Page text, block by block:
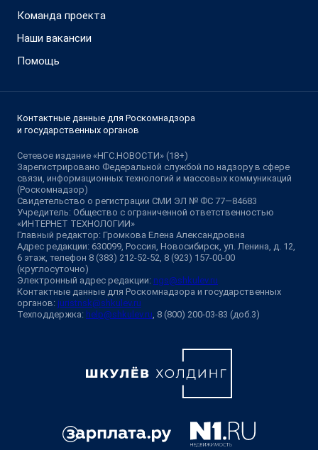
Команда проекта
Наши вакансии
Помощь
Контактные данные для Роскомнадзора
и государственных органов
Сетевое издание «НГС.НОВОСТИ» (18+)
Зарегистрировано Федеральной службой по надзору в сфере
связи, информационных технологий и массовых коммуникаций
(Роскомнадзор)
Свидетельство о регистрации СМИ ЭЛ № ФС 77—84683
Учредитель: Общество с ограниченной ответственностью
«ИНТЕРНЕТ ТЕХНОЛОГИИ»
Главный редактор: Громкова Елена Александровна
Адрес редакции: 630099, Россия, Новосибирск, ул. Ленина, д. 12,
6 этаж, телефон 8 (383) 212-52-52, 8 (923) 157-00-00
(круглосуточно)
Электронный адрес редакции: ngs@shkulev.ru
Контактные данные для Роскомнадзора и государственных
органов: juristnsk@shkulev.ru
Техподдержка: help@shkulev.ru, 8 (800) 200-03-83 (доб.3)